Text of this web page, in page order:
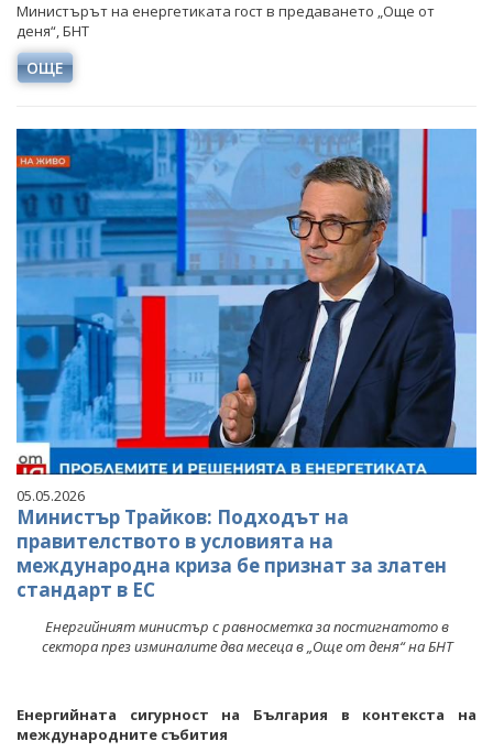
Министърът на енергетиката гост в предаването „Още от
деня“, БНТ
ОЩЕ
05.05.2026
Министър Трайков: Подходът на
правителството в условията на
международна криза бе признат за златен
стандарт в ЕС
Енергийният министър с равносметка за постигнатото в
сектора през изминалите два месеца в „Още от деня“ на БНТ
Енергийната сигурност на България в контекста на
международните събития